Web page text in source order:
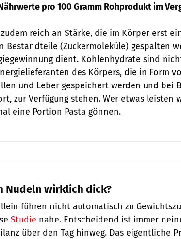
pro 100 Gramm Rohprodukt im
reich an Stärke, die im Körper erst
Bestandteile (Zuckermoleküle) gespalten
dient. Kohlenhydrate sind
des Körpers, die in Form
und Leber gespeichert werden und bei
zur Verfügung stehen. Wer etwas leisten
eine Portion Pasta gönnen.
Nudeln wirklich dick?
führen nicht automatisch zu
Studie nahe. Entscheidend ist immer
über den Tag hinweg. Das eigentliche